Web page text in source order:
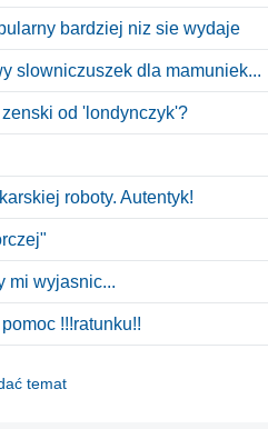
bardziej niz sie wydaje
slowniczuszek dla mamuniek...
od 'londynczyk'?
roboty. Autentyk!
mi wyjasnic...
!!!ratunku!!
temat